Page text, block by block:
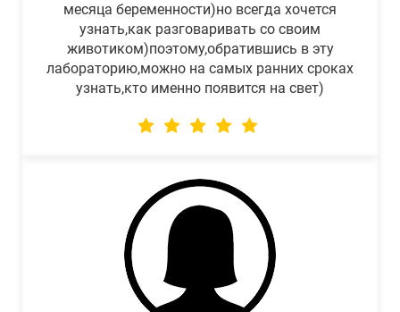
месяца беременности)но всегда хочется
узнать,как разговаривать со своим
животиком)поэтому,обратившись в эту
лабораторию,можно на самых ранних сроках
узнать,кто именно появится на свет)